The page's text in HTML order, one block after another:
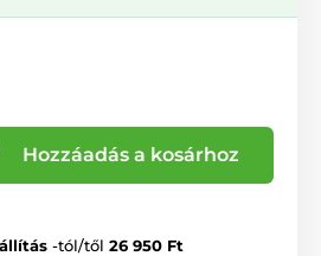
Hozzáadás a kosárhoz
-tól/től 26 950 Ft